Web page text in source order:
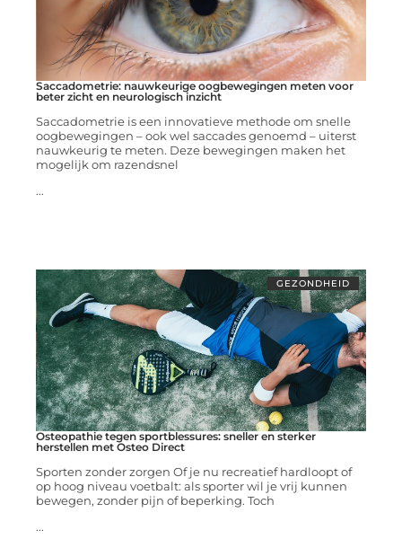
Saccadometrie: nauwkeurige oogbewegingen meten voor
beter zicht en neurologisch inzicht
Saccadometrie is een innovatieve methode om snelle
oogbewegingen – ook wel saccades genoemd – uiterst
nauwkeurig te meten. Deze bewegingen maken het
mogelijk om razendsnel
...
GEZONDHEID
Osteopathie tegen sportblessures: sneller en sterker
herstellen met Osteo Direct
Sporten zonder zorgen Of je nu recreatief hardloopt of
op hoog niveau voetbalt: als sporter wil je vrij kunnen
bewegen, zonder pijn of beperking. Toch
...